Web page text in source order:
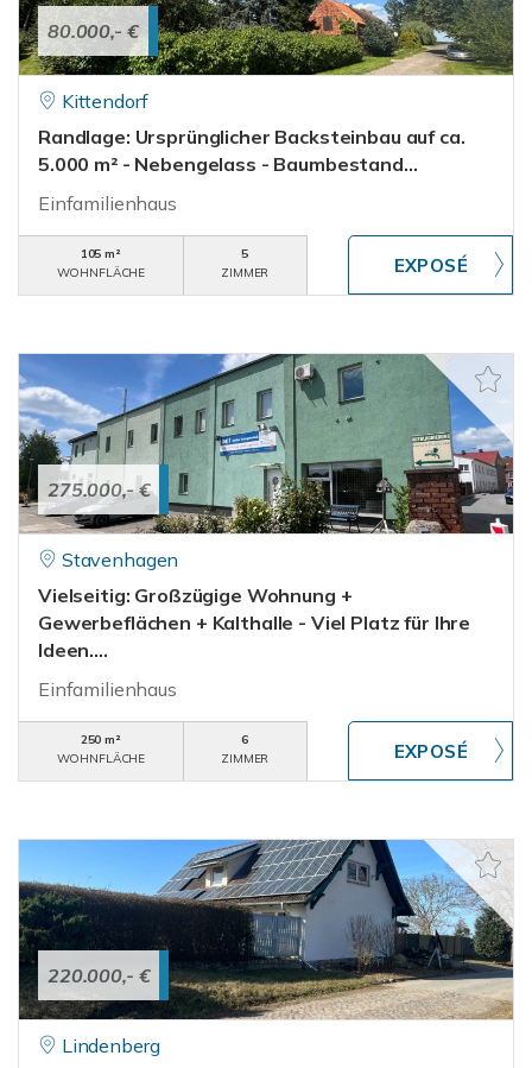
80.000,- €
Kittendorf
Randlage: Ursprünglicher Backsteinbau auf ca.
5.000 m² - Nebengelass - Baumbestand...
Einfamilienhaus
105 m²
WOHNFLÄCHE
5
ZIMMER
275.000,- €
Stavenhagen
Vielseitig: Großzügige Wohnung +
Gewerbeflächen + Kalthalle - Viel Platz für Ihre
Ideen....
Einfamilienhaus
250 m²
WOHNFLÄCHE
6
ZIMMER
220.000,- €
Lindenberg